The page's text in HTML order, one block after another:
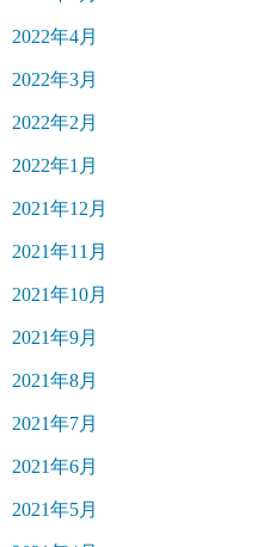
2022年4月
2022年3月
2022年2月
2022年1月
2021年12月
2021年11月
2021年10月
2021年9月
2021年8月
2021年7月
2021年6月
2021年5月